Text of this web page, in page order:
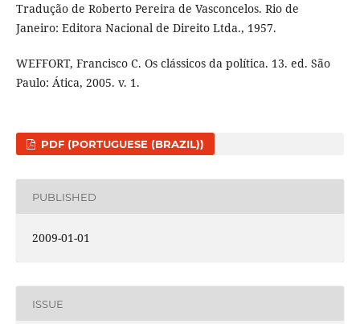
Tradução de Roberto Pereira de Vasconcelos. Rio de
Janeiro: Editora Nacional de Direito Ltda., 1957.
WEFFORT, Francisco C. Os clássicos da política. 13. ed. São
Paulo: Ática, 2005. v. 1.
PDF (PORTUGUESE (BRAZIL))
PUBLISHED
2009-01-01
ISSUE